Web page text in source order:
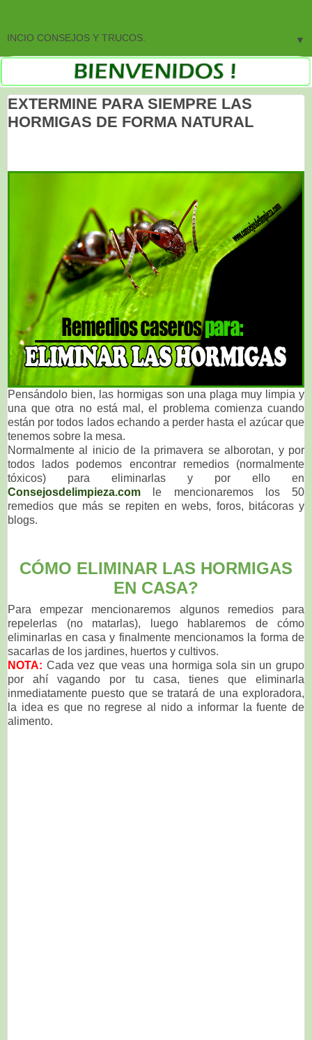
▼
EXTERMINE PARA SIEMPRE LAS
HORMIGAS DE FORMA NATURAL
Pensándolo bien, las hormigas son una plaga muy limpia y
una que otra no está mal, el problema comienza cuando
están por todos lados echando a perder hasta el azúcar que
tenemos sobre la mesa.
Normalmente al inicio de la primavera se alborotan, y por
todos lados podemos encontrar remedios (normalmente
tóxicos) para eliminarlas y por ello en
Consejosdelimpieza.com le mencionaremos los 50
remedios que más se repiten en webs, foros, bitácoras y
blogs.
CÓMO ELIMINAR LAS HORMIGAS
EN CASA?
Para empezar mencionaremos algunos remedios para
repelerlas (no matarlas), luego hablaremos de cómo
eliminarlas en casa y finalmente mencionamos la forma de
sacarlas de los jardines, huertos y cultivos.
NOTA: Cada vez que veas una hormiga sola sin un grupo
por ahí vagando por tu casa, tienes que eliminarla
inmediatamente puesto que se tratará de una exploradora,
la idea es que no regrese al nido a informar la fuente de
alimento.